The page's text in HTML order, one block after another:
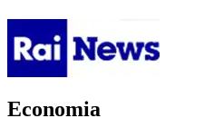
Economia